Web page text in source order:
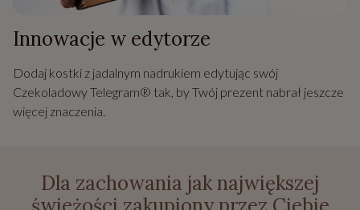
Innowacje w edytorze
Dodaj kostki z jadalnym nadrukiem edytując swój
Czekoladowy Telegram® tak, by Twój prezent nabrał jeszcze
więcej znaczenia.
Dla zachowania jak największej